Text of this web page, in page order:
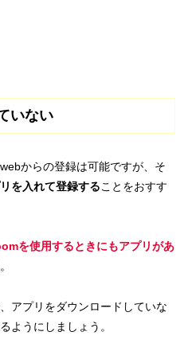
いない
からの登録は可能ですが、そ
を入れて登録することをおすす
を使用するときにもアプリがあ
アプリをダウンロードしていな
ようにしましょう。